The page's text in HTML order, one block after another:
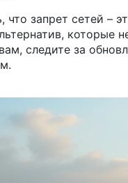
что запрет сетей –
которые
следите за